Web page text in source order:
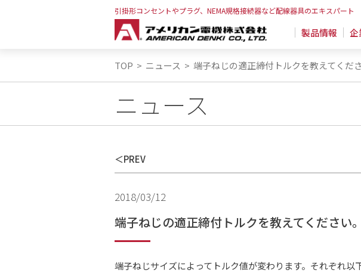
引掛形コンセントやプラグ、NEMA規格接続器など配線器具のエキスパート
製品情報 企
TOP > ニュース > 端子ねじの適正締付トルクを教えてくださ
ニュース
PREV
2018/03/12
端子ねじの適正締付トルクを教えてください。
端子ねじサイズによってトルク値が変わります。それぞれ以